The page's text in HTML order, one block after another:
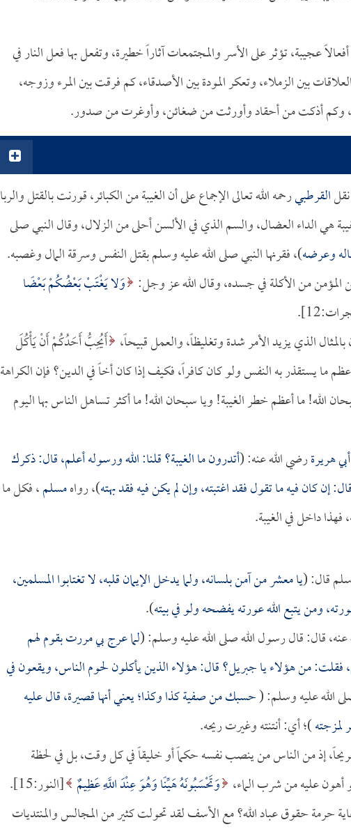
عجيبة، تؤثر على الأسر والمجتمعات آثاراً خطيرة، وتفعل بها فعل النار في
بين الزملاء، وتعكر المودة بين الأصدقاء، كم فرقت بين المرء وزوجه،
وكم أذكت من أحقاد وأورثت من ضغائن، وأوغرت من صدور.
القرطبيرحمه الله تعالى الإجماع على أن الغيبة من الكبائر، قورنت بالقتل والربا
هي الداء العضال، والسم الذي في الألسن أحلى من الزلال، وقال النبي صلى
وعرضه)، فقرنها النبي صلى الله عليه وسلم بقتل النفس وسرقة المال وغصبه.
المؤمن من الأكلة في جسده، وقال الله عز وجل: وَلا يَغْتَبْ بَعْضُكُمْ بَعْضًا
الذي يزيد الأمر شدة وتغليظاً، والعمل قبيحاً، أَيُحِبُّ أَحَدُكُمْ أَنْ يَأْكُلَ
ما يستقذر به النفس ولو كان كافراً، فكيف إذا كان أخاً في الدين؟ فإن الكراهة
الله! ما أعظم خطر الغيبة! ويا سبحان الله! ما أكثر تساهل الناس بها اليوم
أبي هريرةرضي الله عنه: (أتدرون ما الغيبة؟ قلنا: الله ورسوله أعلم، قال: ذكرك
إن كان فيه ما تقول فقد اغتبته، وإن لم يكن فيه فقد بهته)، رواهمسلم، فكل ما
داخل في الغيبة.
قال: (يا معشر من آمن بلسانه، ولما يدخل الإيمان قلبه، لا تغتابوا المسلمين،
ومن يتبع الله عورته يفضحه ولو في بيته).
قال: قال رسول الله صلى الله عليه وسلم: (لما عرج بي مررت بقوم لهم
من هؤلاء يا جبريل؟ قال: هؤلاء الذين يأكلون لحوم الناس، ويقعون في
الله عليه وسلم: (حسبك منصفيةكذا وكذا؛ يعني أنها قصيرة، قال عليه
لمزجته)؛ أي: أنتنته وغيرت ريحه.
إذ من الناس من ينصب نفسه حكماً أو خليقاً في كل وقت، بل في لحظة
عليه من شرب الماء، وَتَحْسَبُونَهُ هَيِّنًا وَهُوَ عِنْدَ اللَّهِ عَظِيمٌ [النور:15].
حرمة حقوق عباد الله؟ مع الأسف لقد تحولت كثير من المجالس والمنتديات